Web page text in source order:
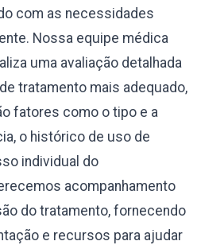
com as necessidades
Nossa equipe médica
uma avaliação detalhada
tratamento mais adequado,
fatores como o tipo e a
o histórico de uso de
individual do
acompanhamento
do tratamento, fornecendo
e recursos para ajudar